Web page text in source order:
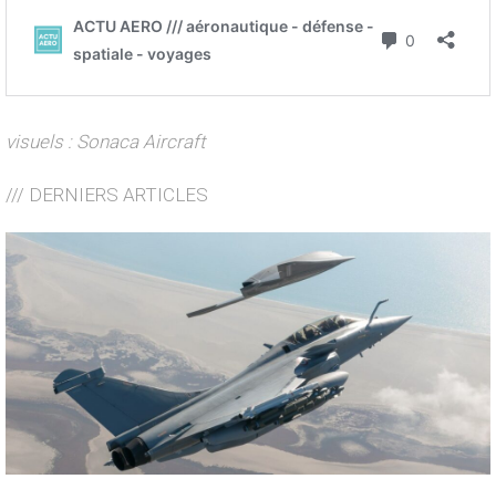
visuels : Sonaca Aircraft
/// DERNIERS ARTICLES